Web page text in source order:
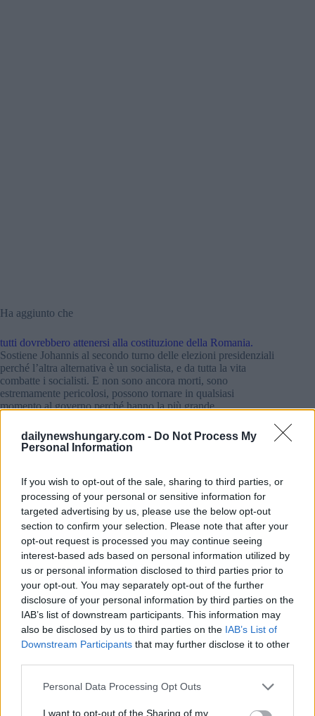
dailynewshungary.com - Do Not Process My
Personal Information
If you wish to opt-out of the sale, sharing to third parties, or
processing of your personal or sensitive information for
targeted advertising by us, please use the below opt-out
section to confirm your selection. Please note that after your
opt-out request is processed you may continue seeing
interest-based ads based on personal information utilized by
us or personal information disclosed to third parties prior to
your opt-out. You may separately opt-out of the further
disclosure of your personal information by third parties on the
IAB’s list of downstream participants. This information may
also be disclosed by us to third parties on the IAB’s List of
Downstream Participants that may further disclose it to other
Please note that this website/app uses one or more Google
not limited to your visit or usage behaviour. You may click to
Personal Data Processing Opt Outs
I want to opt-out of the Sharing of my
Ha aggiunto che
tutti dovrebbero attenersi alla costituzione della Romania.
Sostiene Johannis al secondo turno delle elezioni presidenziali
perché l’altra alternativa è un socialista, e da tutta la vita
combatte i socialisti. E non sono ancora morti, sono
estremamente pericolosi, possono tornare in qualsiasi
momento al governo perché hanno la più grande
A proposito della relazione ungherese-rumena, ha detto che
ungheresi di celebrare il 1° dicembre Quello è il giorno
nazionale della Romania, ma è una tragedia per l’Ungheria
allo stesso tempo perché commemora la perdita della
Transilvania e di molti altri territori con quasi 2 milioni di
ungheresi che vivono lì.
Ha anche detto che la Romania inizia al Tibisco.